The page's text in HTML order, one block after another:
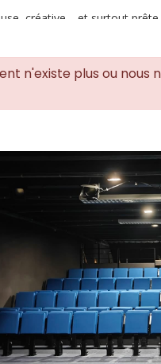
créative… et surtout
PIXIE
n'existe plus ou